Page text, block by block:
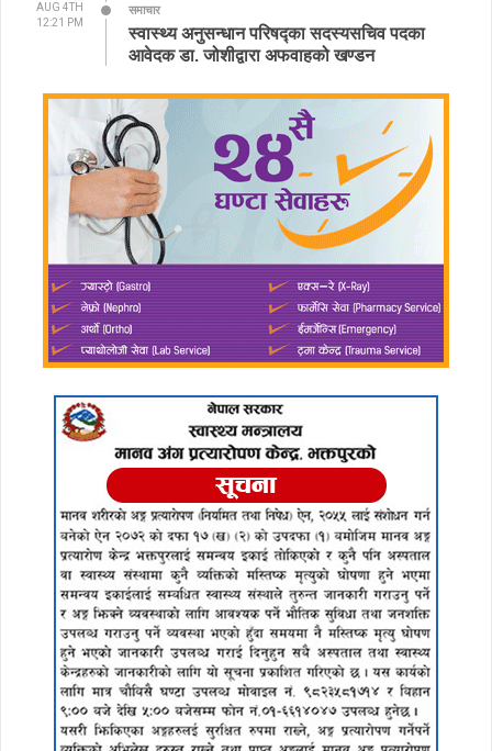
AUG 4TH
12:21 PM
समाचार
स्वास्थ्य अनुसन्धान परिषद्का सदस्यसचिव पदका
आवेदक डा. जोशीद्वारा अफवाहको खण्डन